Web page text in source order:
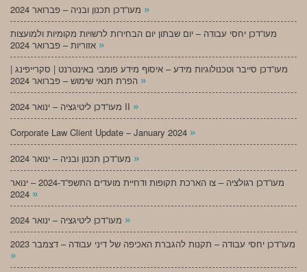
»
מעו”דכן יחסי עבודה – יום שבתון יום הבחירות לרשויות מקומיות ולמועצות
»
מעו”דכן סייבר וטכנולוגיות מידע – איסוף מידע פומבי באינטרנט | סקרייפינג |
»
מעו”דכן ליטיגציה – ינואר 2024 II »
Corporate Law Client Update – January 2024 »
»
מעו”דכן רגולציה – צו הארכת תקופות ודחיית מועדים התשפ”ד-2024 – ינואר
»
»
מעו”דכן יחסי עבודה – תקנות להגברת האכיפה של דיני עבודה – דצמבר 2023
»